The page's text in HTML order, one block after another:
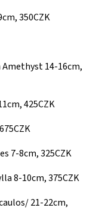
350CZK
14-16cm,
425CZK
7-8cm, 325CZK
8-10cm, 375CZK
21-22cm,